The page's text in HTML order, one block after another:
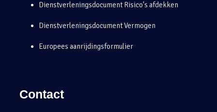
Dienstverleningsdocument Risico's afdekken
Dienstverleningsdocument Vermogen
Europees aanrijdingsformulier
Contact